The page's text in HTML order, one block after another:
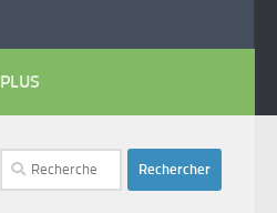
PLUS
Rechercher :